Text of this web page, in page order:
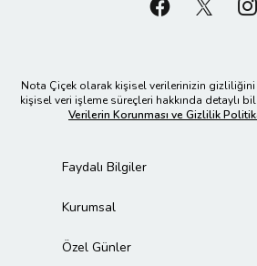
Nota Çiçek olarak kişisel verilerinizin
kişisel veri işleme süreçleri hakkında detaylı
Verilerin Korunması ve Gizlilik
Faydalı Bilgiler
Kurumsal
Özel Günler